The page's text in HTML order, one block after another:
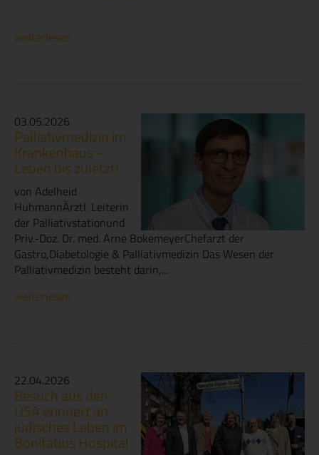
weiterlesen
03.05.2026
Palliativmedizin im
Krankenhaus -
Leben bis zuletzt!
von Adelheid
HuhmannÄrztl. Leiterin
der Palliativstationund
Priv.-Doz. Dr. med. Arne BokemeyerChefarzt der
Gastro,Diabetologie & Palliativmedizin Das Wesen der
Palliativmedizin besteht darin,...
weiterlesen
22.04.2026
Besuch aus den
USA erinnert an
jüdisches Leben im
Bonifatius Hospital